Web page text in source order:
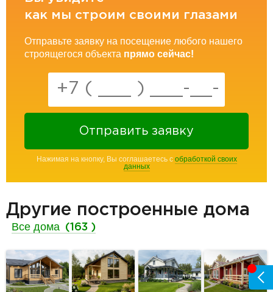
как мы строим своими глазами
Отправьте заявку на посещение любого нашего
строящегося объекта прямо сейчас!
Отправить заявку
Нажимая на кнопку, Вы соглашаетесь с обработкой своих
данных
Другие построенные дома
Все дома (163 )